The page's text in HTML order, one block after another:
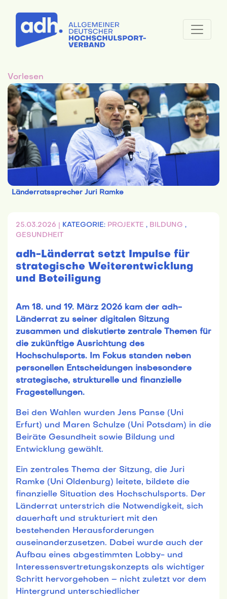
Vorlesen
Länderratssprecher Juri Ramke
25.03.2026 | KATEGORIE: PROJEKTE , BILDUNG ,
GESUNDHEIT
adh-Länderrat setzt Impulse für
strategische Weiterentwicklung
und Beteiligung
Am 18. und 19. März 2026 kam der adh-
Länderrat zu seiner digitalen Sitzung
zusammen und diskutierte zentrale Themen für
die zukünftige Ausrichtung des
Hochschulsports. Im Fokus standen neben
personellen Entscheidungen insbesondere
strategische, strukturelle und finanzielle
Fragestellungen.
Bei den Wahlen wurden Jens Panse (Uni
Erfurt) und Maren Schulze (Uni Potsdam) in die
Beiräte Gesundheit sowie Bildung und
Entwicklung gewählt.
Ein zentrales Thema der Sitzung, die Juri
Ramke (Uni Oldenburg) leitete, bildete die
finanzielle Situation des Hochschulsports. Der
Länderrat unterstrich die Notwendigkeit, sich
dauerhaft und strukturiert mit den
bestehenden Herausforderungen
auseinanderzusetzen. Dabei wurde auch der
Aufbau eines abgestimmten Lobby- und
Interessensvertretungskonzepts als wichtiger
Schritt hervorgehoben – nicht zuletzt vor dem
Hintergrund unterschiedlicher